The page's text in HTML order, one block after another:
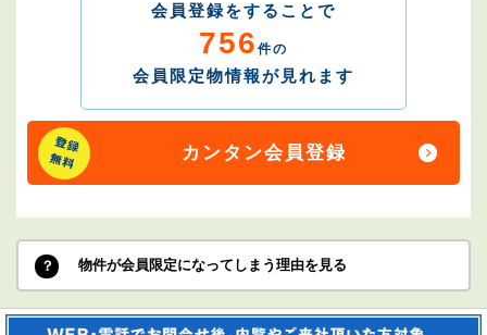
会員登録をすることで
756 件の
会員限定物情報が見れます
カンタン会員登録
物件が会員限定になってしまう理由を見る